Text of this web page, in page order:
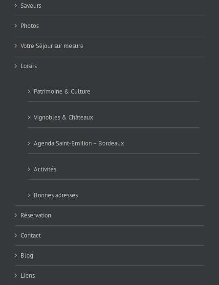
Saveurs
Photos
Votre Séjour sur mesure
Loisirs
Patrimoine & Culture
Vignobles & Châteaux
Agenda Saint-Emilion – Bordeaux
Activités
Bonnes adresses
Réservation
Contact
Blog
Liens